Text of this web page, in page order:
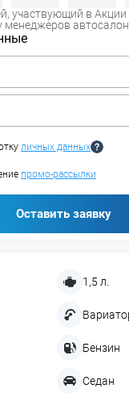
1,5 л.
Бензин
Седан
участвующий в Акции
менеджеров
личных данных
промо-рассылки
Оставить заявку